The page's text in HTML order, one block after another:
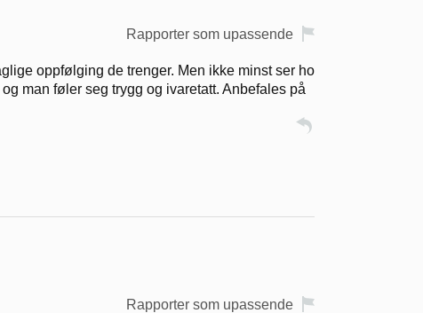
Rapporter som upassende
oppfølging de trenger. Men ikke minst ser ho
man føler seg trygg og ivaretatt. Anbefales på
Rapporter som upassende